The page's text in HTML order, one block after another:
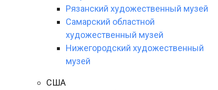
Рязанский художественный музей
Самарский областной
художественный музей
Нижегородский художественный
музей
США